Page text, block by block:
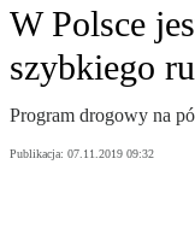
W Polsce
szybkiego
Program drogowy na
Publikacja: 07.11.2019 09:32